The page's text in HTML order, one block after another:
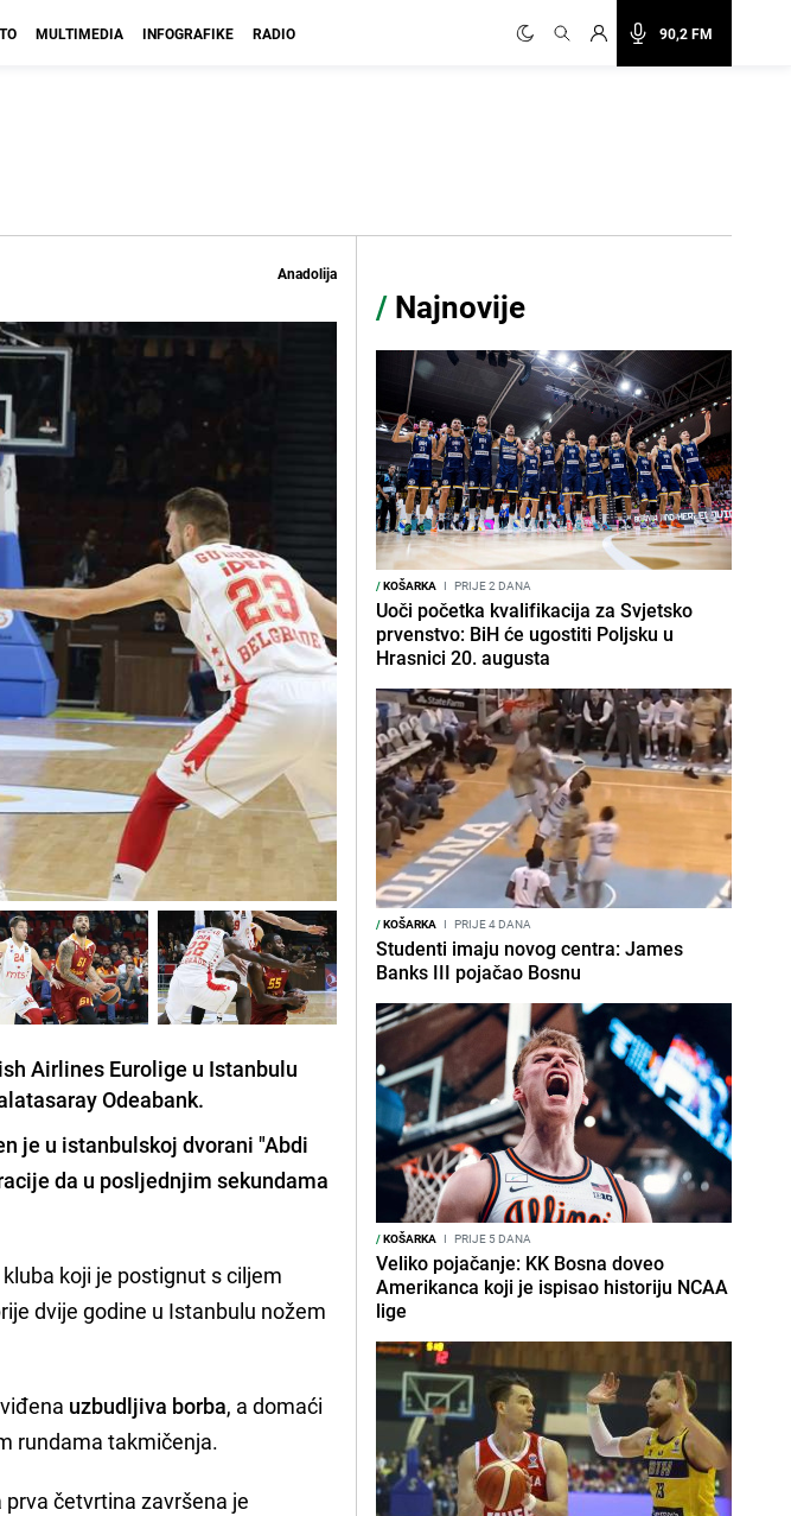
90,2 FM
MULTIMEDIA INFOGRAFIKE RADIO
Anadolija
Airlines Eurolige u Istanbulu
Odeabank.
je u istanbulskoj dvorani "Abdi
da u posljednjim sekundama
koji je postignut s ciljem
dvije godine u Istanbulu nožem
uzbudljiva borba, a domaći
rundama takmičenja.
četvrtina završena je
/ Najnovije
/KOŠARKA I PRIJE 2 DANA
Uoči početka kvalifikacija za Svjetsko
prvenstvo: BiH će ugostiti Poljsku u
Hrasnici 20. augusta
/KOŠARKA I PRIJE 4 DANA
Studenti imaju novog centra: James
Banks III pojačao Bosnu
/KOŠARKA I PRIJE 5 DANA
Veliko pojačanje: KK Bosna doveo
Amerikanca koji je ispisao historiju NCAA
lige